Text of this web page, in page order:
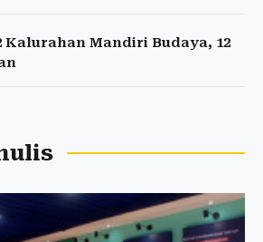
Kalurahan Mandiri Budaya, 12